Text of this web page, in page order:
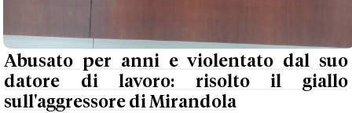
Abusato per anni e violentato dal suo
datore di lavoro: risolto il giallo
sull'aggressore di Mirandola